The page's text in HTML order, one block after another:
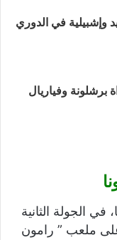
وإشبيلية في الدوري
وفياريال
الجولة الثانية
ملعب ” رامون